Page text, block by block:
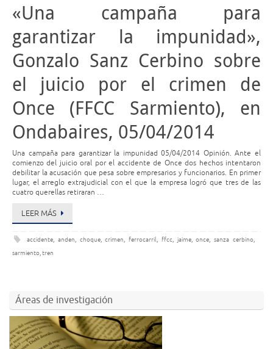
«Una campaña para
garantizar la impunidad»,
Gonzalo Sanz Cerbino sobre
el juicio por el crimen de
Once (FFCC Sarmiento), en
Ondabaires, 05/04/2014
Una campaña para garantizar la impunidad 05/04/2014 Opinión. Ante el
comienzo del juicio oral por el accidente de Once dos hechos intentaron
debilitar la acusación que pesa sobre empresarios y funcionarios. En primer
lugar, el arreglo extrajudicial con el que la empresa logró que tres de las
cuatro querellas retiraran …
LEER MÁS
accidente, anden, choque,crimen, ferrocarril, ffcc, jaime,once,sanza cerbino,
sarmiento,tren
Áreas de investigación